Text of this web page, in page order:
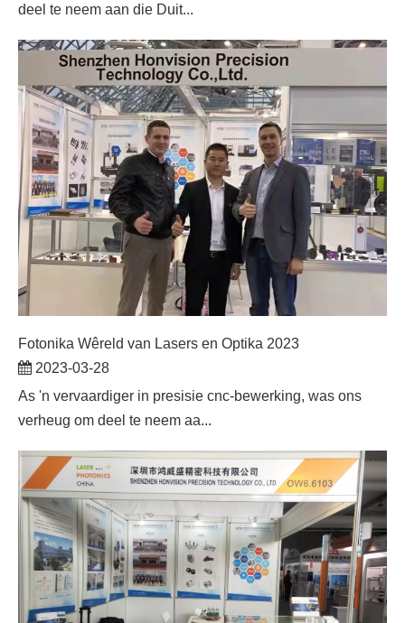
deel te neem aan die Duit...
Fotonika Wêreld van Lasers en Optika 2023
2023-03-28
As 'n vervaardiger in presisie cnc-bewerking, was ons
verheug om deel te neem aa...